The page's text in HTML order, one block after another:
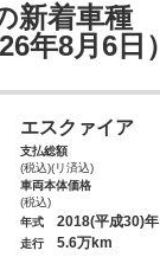
アクア Ｘ
新着車種
年8月6日）
エスクァイア
支払総額
(税込)(リ済込)
車両本体価格
(税込)
年式 2018(平成30)年
走行 5.6万km